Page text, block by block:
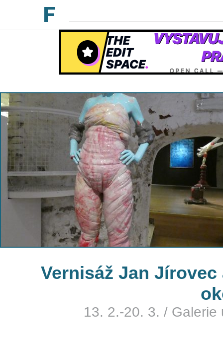
Vernisáž Jan
13. 2.-20. 3. / Galerie